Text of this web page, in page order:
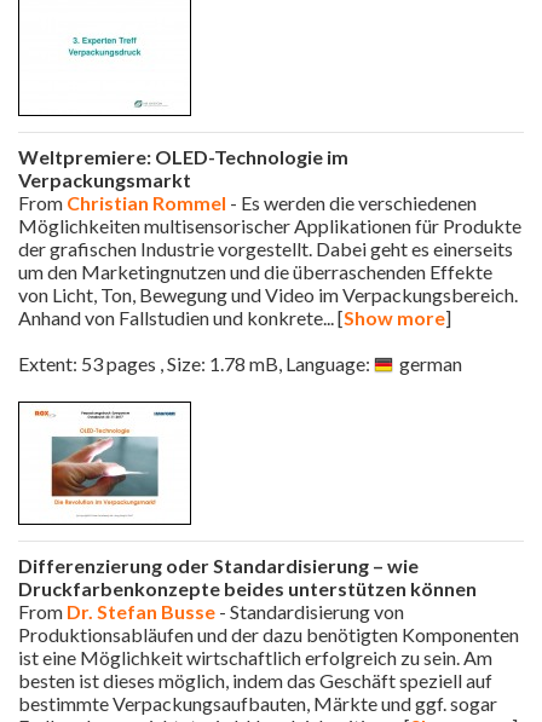
Weltpremiere: OLED-Technologie im
Verpackungsmarkt
From Christian Rommel - Es werden die verschiedenen
Möglichkeiten multisensorischer Applikationen für Produkte
der grafischen Industrie vorgestellt. Dabei geht es einerseits
um den Marketingnutzen und die überraschenden Effekte
von Licht, Ton, Bewegung und Video im Verpackungsbereich.
Anhand von Fallstudien und konkrete... [Show more]
Extent: 53 pages , Size: 1.78 mB, Language:
german
Differenzierung oder Standardisierung – wie
Druckfarbenkonzepte beides unterstützen können
From Dr. Stefan Busse - Standardisierung von
Produktionsabläufen und der dazu benötigten Komponenten
ist eine Möglichkeit wirtschaftlich erfolgreich zu sein. Am
besten ist dieses möglich, indem das Geschäft speziell auf
bestimmte Verpackungsaufbauten, Märkte und ggf. sogar